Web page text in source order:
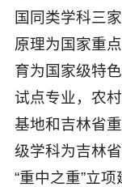
国同类学科三
原理为国家重
育为国家级特
试点专业，农
基地和吉林省
级学科为吉林
“重中之重”立